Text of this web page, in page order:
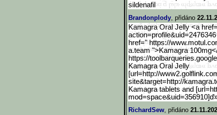
sildenafil
Brandonplody, přidáno
Kamagra Oral Jelly <a
action=profile&uid=2476
href=" https://
a.team ">Kamagra
https://toolbarqueries.go
Kamagra Oral Jelly
[url=http://www2.golflink
site&target=http://
Kamagra tablets and
RichardSew, přidáno